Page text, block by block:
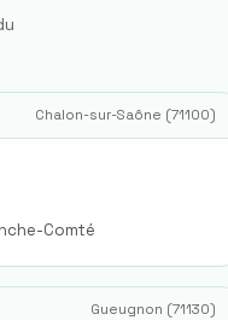
Chalon-sur-Saône (71100)
Comté
Gueugnon (71130)